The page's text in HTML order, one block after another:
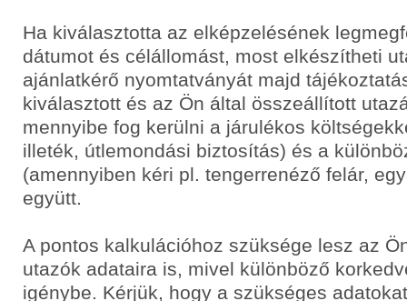
Ha kiválasztotta az elképzelésének
dátumot és célállomást, most elkészítheti
ajánlatkérő nyomtatványát majd
kiválasztott és az Ön által összeállított
mennyibe fog kerülni a járulékos
illeték, útlemondási biztosítás) és a
(amennyiben kéri pl. tengerrenéző felár,
együtt.
A pontos kalkulációhoz szüksége lesz az
utazók adataira is, mivel különböző
igénybe. Kérjük, hogy a szükséges